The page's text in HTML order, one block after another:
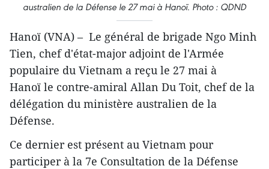
australien de la Défense le 27 mai à Hanoï. Photo : QDND
Hanoï (VNA) – Le général de brigade Ngo Minh
Tien, chef d'état-major adjoint de l'Armée
populaire du Vietnam a reçu le 27 mai à
Hanoï le contre-amiral Allan Du Toit, chef de la
délégation du ministère australien de la
Défense.
Ce dernier est présent au Vietnam pour
participer à la 7e Consultation de la Défense